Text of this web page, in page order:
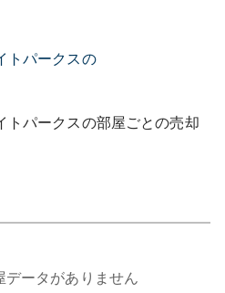
トパークスの
トパークスの部屋ごとの売却
データがありません